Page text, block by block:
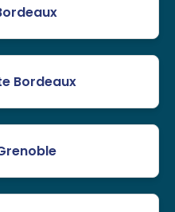
Bordeaux